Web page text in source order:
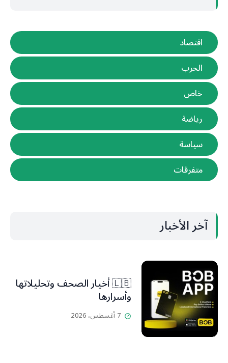
اقتصاد
الحرب
خاص
رياضة
سياسة
متفرقات
آخر الأخبار
🇱🇧 أخيار الصحف وتحليلاتها
وأسرارها
7 أغسطس، 2026